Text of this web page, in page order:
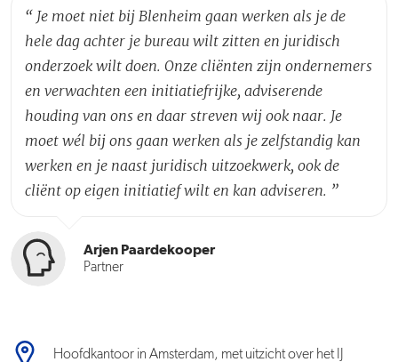
“ Je moet niet bij Blenheim gaan werken als je de
hele dag achter je bureau wilt zitten en juridisch
onderzoek wilt doen. Onze cliënten zijn ondernemers
en verwachten een initiatiefrijke, adviserende
houding van ons en daar streven wij ook naar. Je
moet wél bij ons gaan werken als je zelfstandig kan
werken en je naast juridisch uitzoekwerk, ook de
cliënt op eigen initiatief wilt en kan adviseren. ”
Arjen Paardekooper
Partner
Hoofdkantoor in Amsterdam, met uitzicht over het IJ